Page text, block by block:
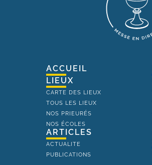
ACCUEIL
LIEUX
CARTE DES LIEUX
TOUS LES LIEUX
NOS PRIEURÉS
NOS ÉCOLES
ARTICLES
ACTUALITE
PUBLICATIONS